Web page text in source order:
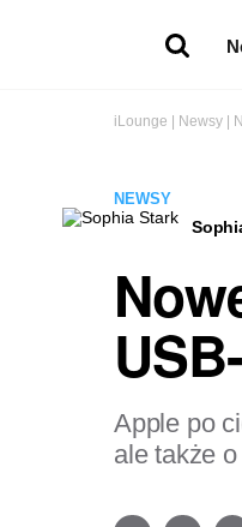
iLounge Newsy
NEWSY
Apple po
ale także o